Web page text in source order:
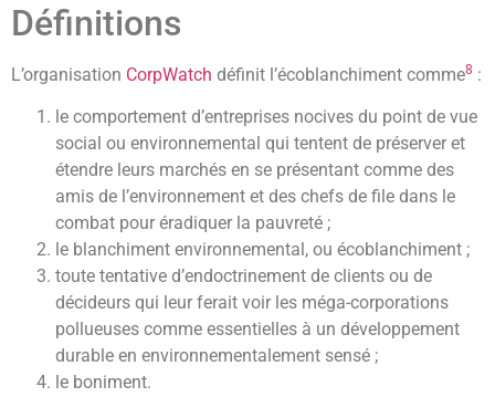
Définitions
L’organisation CorpWatch définit l’écoblanchiment comme8 :
le comportement d’entreprises nocives du point de vue
social ou environnemental qui tentent de préserver et
étendre leurs marchés en se présentant comme des
amis de l’environnement et des chefs de file dans le
combat pour éradiquer la pauvreté ;
le blanchiment environnemental, ou écoblanchiment ;
toute tentative d’endoctrinement de clients ou de
décideurs qui leur ferait voir les méga-corporations
pollueuses comme essentielles à un développement
durable en environnementalement sensé ;
le boniment.